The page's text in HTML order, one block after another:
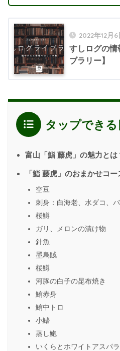
2022年12月6
すしログの情
ブラリー】
タップできる
富山「鮨 藤虎」の魅力とは
「鮨 藤虎」のおまかせコ
空豆
刺身：白海老、水ダコ、
桜鱒
ガリ、メロンの漬け物
針魚
墨烏賊
桜鱒
河豚の白子の昆布焼き
鮪赤身
鮪中トロ
小鰭
蒸し鮑
いくらとホワイトアスパ